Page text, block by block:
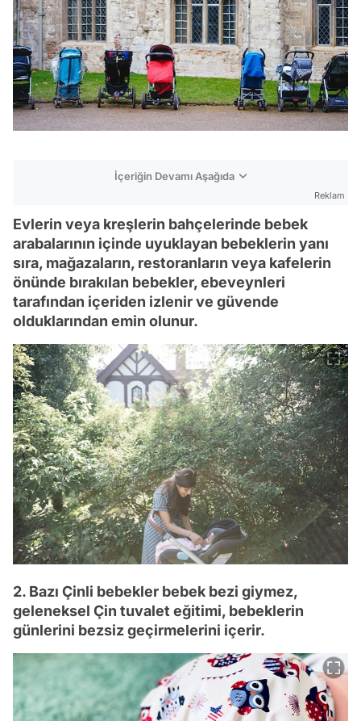
İçeriğin Devamı Aşağıda
Reklam
Evlerin veya kreşlerin bahçelerinde bebek
arabalarının içinde uyuklayan bebeklerin yanı
sıra, mağazaların, restoranların veya kafelerin
önünde bırakılan bebekler, ebeveynleri
tarafından içeriden izlenir ve güvende
olduklarından emin olunur.
2. Bazı Çinli bebekler bebek bezi giymez,
geleneksel Çin tuvalet eğitimi, bebeklerin
günlerini bezsiz geçirmelerini içerir.